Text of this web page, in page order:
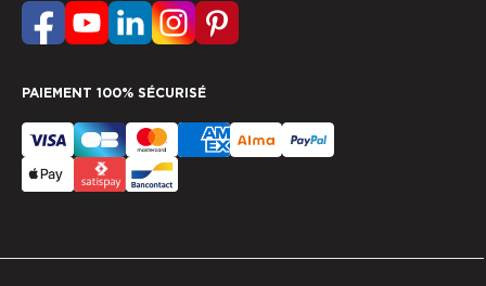
PAIEMENT 100% SÉCURISÉ